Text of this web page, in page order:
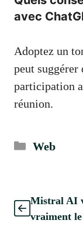
avec
Adoptez un
peut suggérer
participation
réunion.
Catégories
Web
Mistral AI
vraiment